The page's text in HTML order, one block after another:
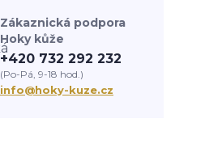
Zákaznická podpora
Hoky kůže
+420 732 292 232
(Po-Pá, 9-18 hod.)
info@hoky-kuze.cz